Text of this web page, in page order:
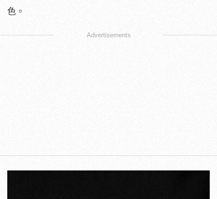
色。
Advertisements